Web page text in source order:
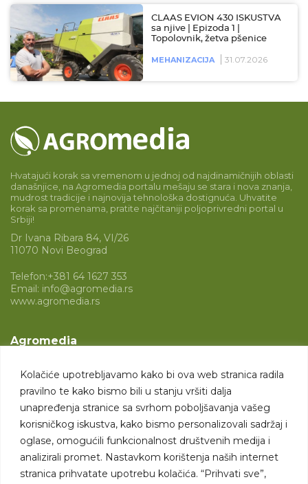
Kolačiće upotrebljavamo kako bi ova web stranica radila
pravilno te kako bismo bili u stanju vršiti dalja
unapređenja stranice sa svrhom poboljšavanja vašeg
korisničkog iskustva, kako bismo personalizovali sadržaj i
oglase, omogućili funkcionalnost društvenih medija i
analizirali promet. Nastavkom korištenja naših internet
stranica prihvatate upotrebu kolačića. “Prihvati sve”,
CLAAS EVION 430 ISKUSTVA
sa njive | Epizoda 1 |
Topolovnik, žetva pšenice
MEHANIZACIJA 31.07.2026
Hvatajući korak sa vremenom u jednoj od najdinamičnijih oblasti
današnjice, na Agromedia portalu mešaju se stara i nova znanja,
mudrost tradicije i najnovija tehnološka dostignuća. Uhvatite
korak sa promenama, pratite najčitaniji poljoprivredni portal u
Srbiji!
Dr Ivana Ribara 84, VI/26
11070 Novi Beograd
Telefon:+381 64 1627 353
Email: info@agromedia.rs
www.agromedia.rs
Agromedia
Svet poljoprivrede
Marketing usluge
Tražimo saradnike
Kontakt